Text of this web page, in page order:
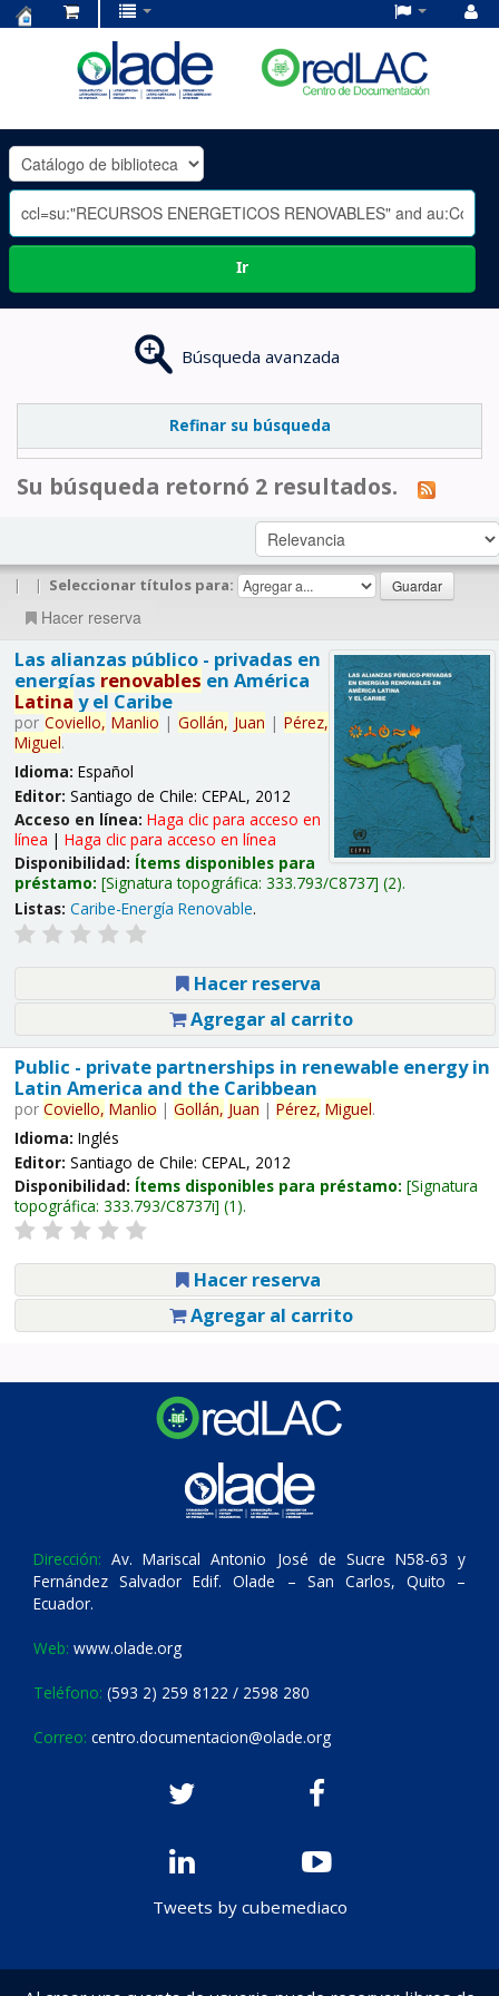
OLADE
-
Ir
Búsqueda avanzada
Refinar su búsqueda
Su búsqueda retornó 2 resultados.
| | Seleccionar títulos para:
Hacer reserva
Las alianzas público - privadas en
energías renovables en América
Latina y el Caribe
por Coviello, Manlio | Gollán, Juan | Pérez,
Miguel.
Idioma: Español
Editor: Santiago de Chile: CEPAL, 2012
Acceso en línea: Haga clic para acceso en
línea | Haga clic para acceso en línea
Disponibilidad: Ítems disponibles para
préstamo: Signatura topográfica: 333.793/C8737 (2).
Listas: Caribe-Energía Renovable.
Hacer reserva
Agregar al carrito
Public - private partnerships in renewable energy in
Latin America and the Caribbean
por Coviello, Manlio | Gollán, Juan | Pérez, Miguel.
Idioma: Inglés
Editor: Santiago de Chile: CEPAL, 2012
Disponibilidad: Ítems disponibles para préstamo: Signatura
topográfica: 333.793/C8737i (1).
Hacer reserva
Agregar al carrito
Dirección: Av. Mariscal Antonio José de Sucre N58-63 y
Fernández Salvador Edif. Olade – San Carlos, Quito –
Ecuador.
Web: www.olade.org
Teléfono: (593 2) 259 8122 / 2598 280
Correo: centro.documentacion@olade.org
Tweets by cubemediaco